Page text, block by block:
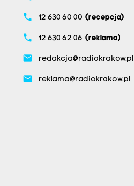
phone 12 630 60 00 (recepcja)
phone 12 630 62 06 (reklama)
email redakcja@radiokrakow.pl
email reklama@radiokrakow.pl